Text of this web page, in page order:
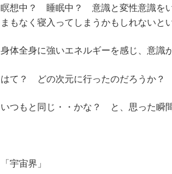
瞑想中？ 睡眠中？ 意識と変性意識をい
まもなく寝入ってしまうかもしれないと
身体全身に強いエネルギーを感じ、意識
はて？ どの次元に行ったのだろうか？
いつもと同じ・・かな？ と、思った瞬
「宇宙界」